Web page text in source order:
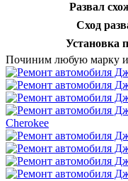
Развал
Сход
Установка
Починим любую марку
Cherokee